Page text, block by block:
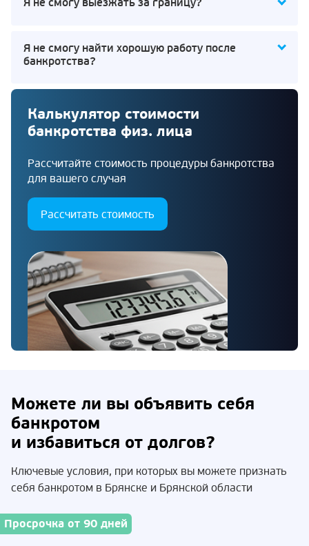
Я не смогу выезжать за границу?
Я не смогу найти хорошую работу после
банкротства?
Калькулятор стоимости
банкротства физ. лица
Рассчитайте стоимость процедуры банкротства
для вашего случая
Рассчитать стоимость
Можете ли вы объявить себя
банкротом
и избавиться от долгов?
Ключевые условия, при которых вы можете признать
себя банкротом в Брянске и Брянской области
Просрочка от 90 дней